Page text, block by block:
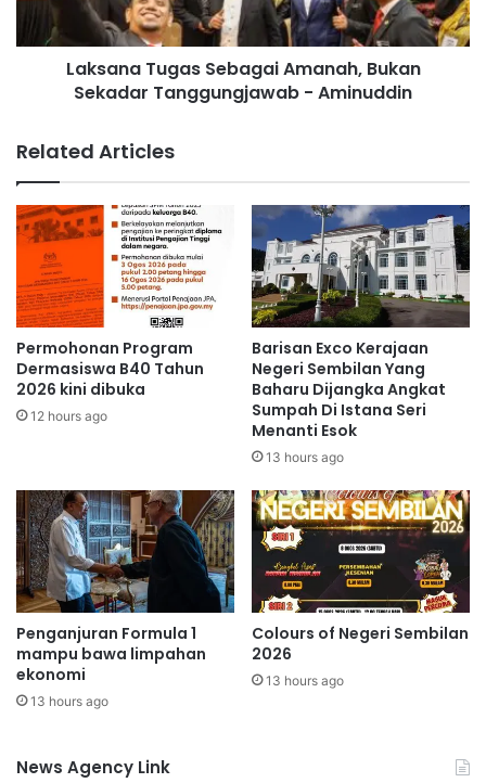
a
e
n
a
w
a
g
d
t
a
h
d
a
k
t
e
p
a
t
,
n
u
e
b
a
g
a
A
m
a
n
a
h
k
a
n
S
e
k
a
d
a
r
n
Laksana Tugas Sebagai Amanah, Bukan
Sekadar Tanggungjawab - Aminuddin
Related Articles
Permohonan Program
Dermasiswa B40 Tahun
2026 kini dibuka
12 hours ago
Barisan Exco Kerajaan
Negeri Sembilan Yang
Baharu Dijangka Angkat
Sumpah Di Istana Seri
Menanti Esok
13 hours ago
Penganjuran Formula 1
mampu bawa limpahan
ekonomi
13 hours ago
Colours of Negeri Sembilan
2026
13 hours ago
News Agency Link